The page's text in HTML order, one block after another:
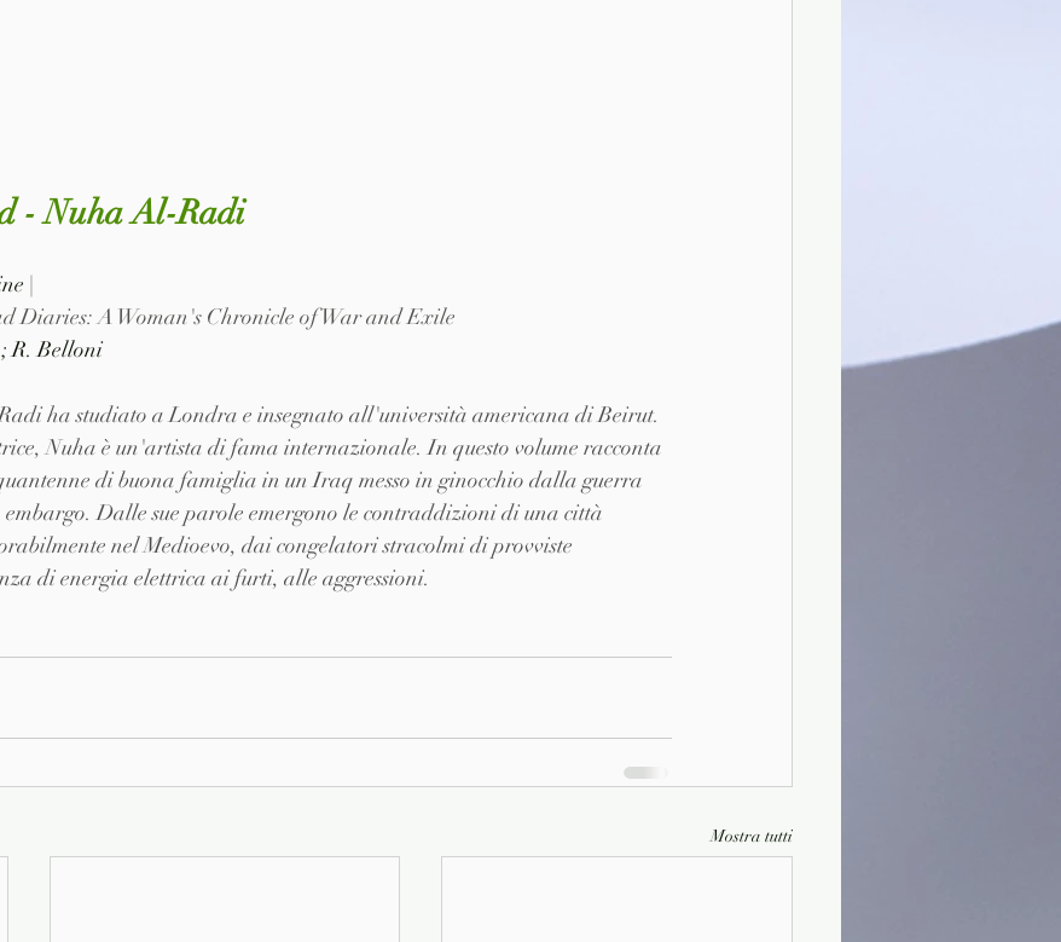
- Nuha Al-Radi
|
Diaries: A Woman's Chronicle of War and Exile
R. Belloni
ha studiato a Londra e insegnato all'università americana di Beirut.
Nuha è un'artista di fama internazionale. In questo volume racconta
di buona famiglia in un Iraq messo in ginocchio dalla guerra
embargo. Dalle sue parole emergono le contraddizioni di una città
nel Medioevo, dai congelatori stracolmi di provviste
di energia elettrica ai furti, alle aggressioni.
Mostra tutti